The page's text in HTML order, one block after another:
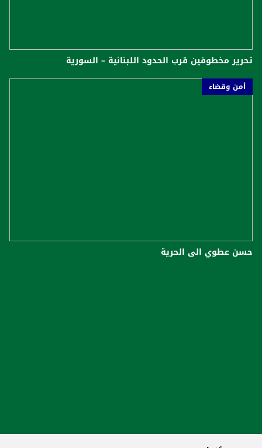
تحرير مخطوفين قرب الحدود اللبنانية – السورية
أمن وقضاء
حسن عطوي الى الحرية